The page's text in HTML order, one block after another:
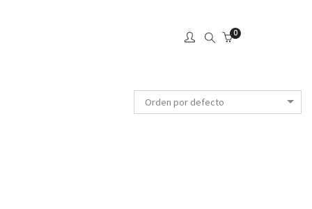
0
Orden por defecto